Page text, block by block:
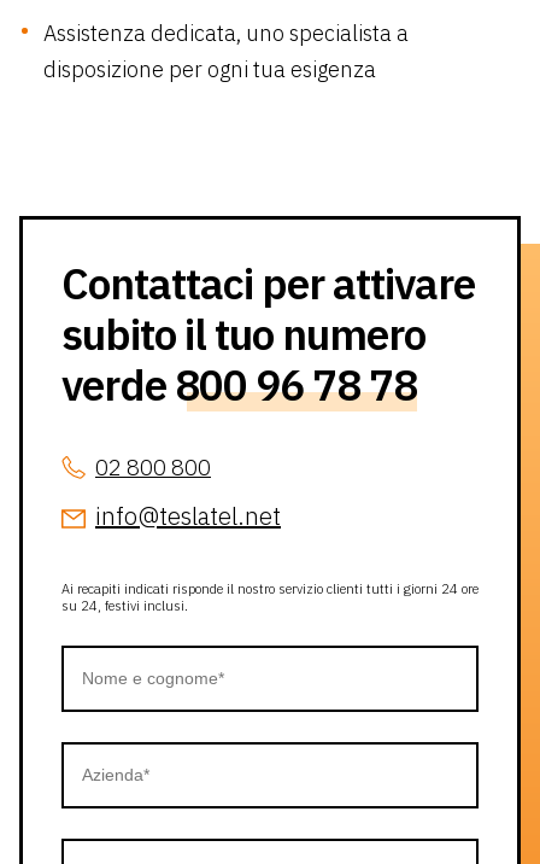
Assistenza dedicata, uno specialista a
disposizione per ogni tua esigenza
Contattaci per attivare
subito il tuo numero
verde800 96 78 78
02 800 800
info@teslatel.net
Ai recapiti indicati risponde il nostro servizio clienti tutti i giorni 24 ore
su 24, festivi inclusi.